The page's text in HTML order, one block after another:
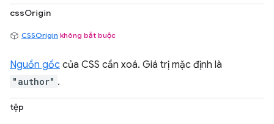
cssOrigin
CSSOrigin không bắt buộc
Nguồn gốc của CSS cần xoá. Giá trị mặc định là
"author" .
tệp